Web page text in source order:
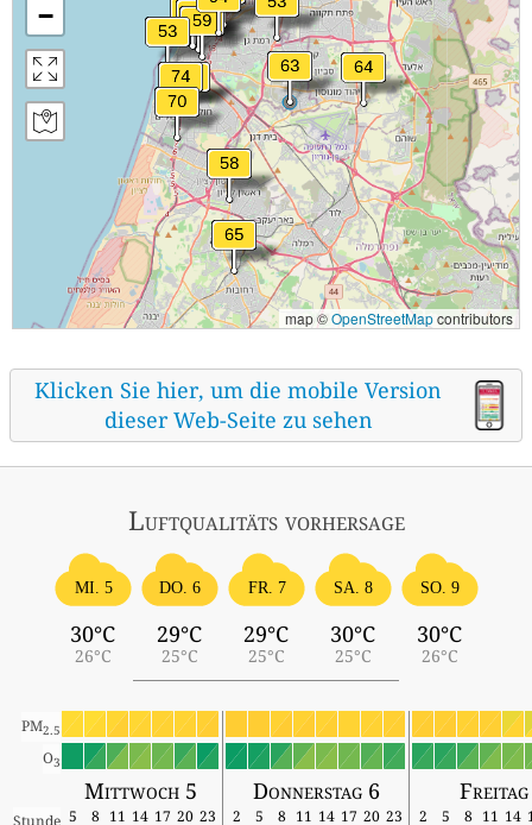
−
map ©OpenStreetMapcontributors
Klicken Sie hier, um die mobile Version
dieser Web-Seite zu sehen
Luftqualitäts vorhersage
MI. 5
30°C
26°C
DO. 6
29°C
25°C
FR. 7
29°C
25°C
SA. 8
30°C
25°C
SO. 9
30°C
26°C
PM2.5
O3
Mittwoch 5 Donnerstag 6
Stunde 5 8 11 14 17 20 23 2 5 8 11 14 17 20 23 2 5 8 11 14